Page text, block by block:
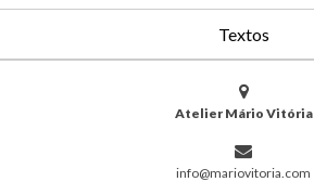
Textos
Atelier Mário Vitória
info@mariovitoria.com